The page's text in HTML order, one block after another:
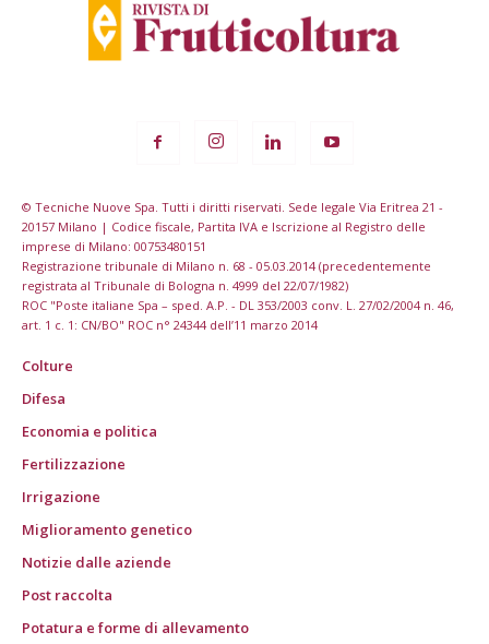
© Tecniche Nuove Spa. Tutti i diritti riservati. Sede legale Via Eritrea 21 -
20157 Milano | Codice fiscale, Partita IVA e Iscrizione al Registro delle
imprese di Milano: 00753480151
Registrazione tribunale di Milano n. 68 - 05.03.2014 (precedentemente
registrata al Tribunale di Bologna n. 4999 del 22/07/1982)
ROC "Poste italiane Spa – sped. A.P. - DL 353/2003 conv. L. 27/02/2004 n. 46,
art. 1 c. 1: CN/BO" ROC n° 24344 dell’11 marzo 2014
Colture
Difesa
Economia e politica
Fertilizzazione
Irrigazione
Miglioramento genetico
Notizie dalle aziende
Post raccolta
Potatura e forme di allevamento